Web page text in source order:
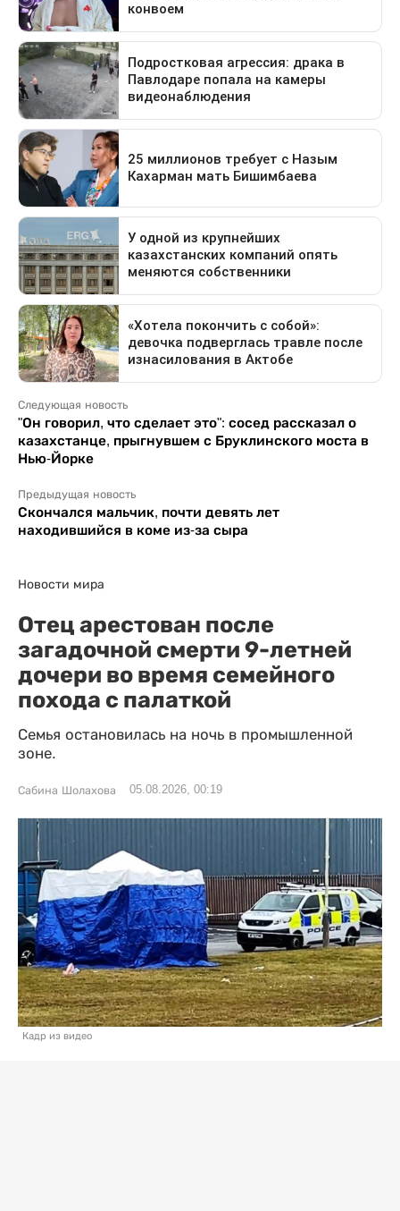
Следующая новость
"Он говорил, что сделает это": сосед рассказал о
казахстанце, прыгнувшем с Бруклинского моста в
Нью-Йорке
Предыдущая новость
Скончался мальчик, почти девять лет
находившийся в коме из-за сыра
Новости мира
Отец арестован после
загадочной смерти 9-летней
дочери во время семейного
похода с палаткой
Семья остановилась на ночь в промышленной
зоне.
Сабина Шолахова 05.08.2026, 00:19
Кадр из видео